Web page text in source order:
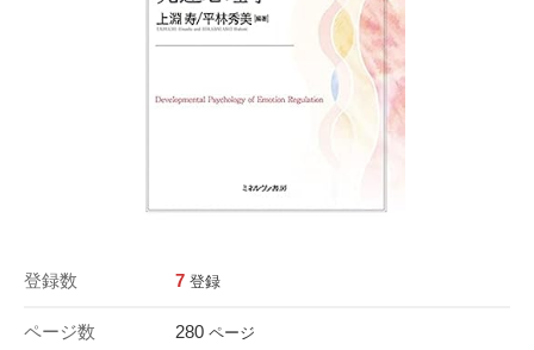
登録数 7 登録
ページ数 280 ページ